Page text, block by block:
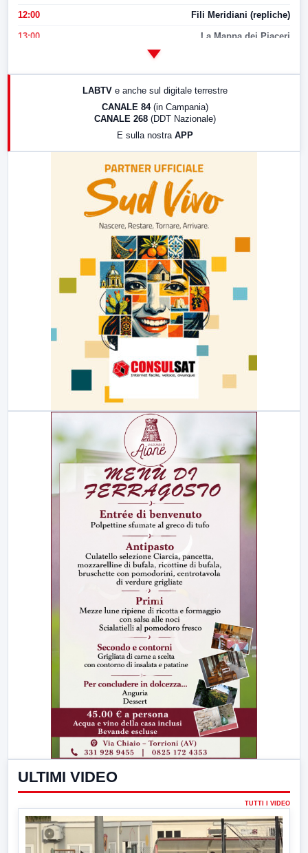
12:00 Fili Meridiani (repliche)
13:00 La Mappa dei Piaceri
LABTV e anche sul digitale terrestre
CANALE 84 (in Campania)
CANALE 268 (DDT Nazionale)
E sulla nostra APP
ULTIMI VIDEO
TUTTI I VIDEO